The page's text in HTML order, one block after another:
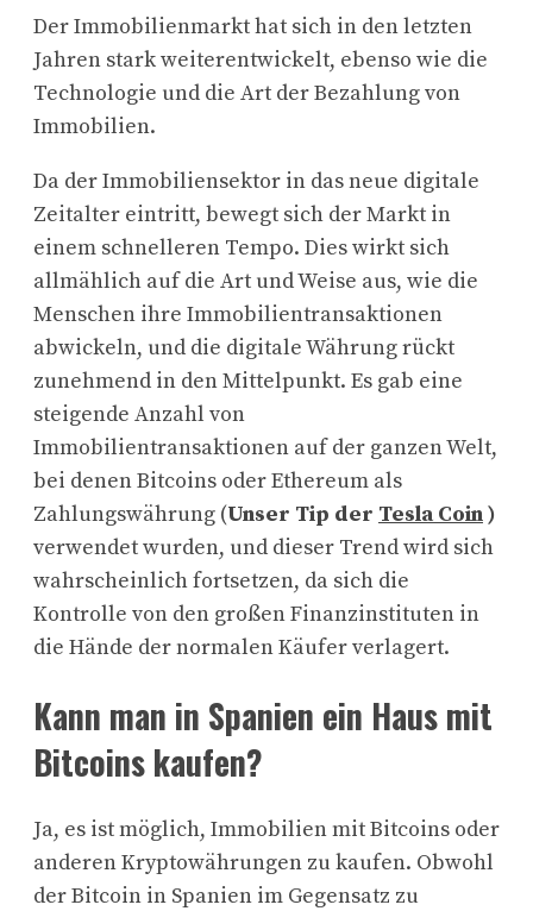
Der Immobilienmarkt hat sich in den letzten
Jahren stark weiterentwickelt, ebenso wie die
Technologie und die Art der Bezahlung von
Immobilien.
Da der Immobiliensektor in das neue digitale
Zeitalter eintritt, bewegt sich der Markt in
einem schnelleren Tempo. Dies wirkt sich
allmählich auf die Art und Weise aus, wie die
Menschen ihre Immobilientransaktionen
abwickeln, und die digitale Währung rückt
zunehmend in den Mittelpunkt. Es gab eine
steigende Anzahl von
Immobilientransaktionen auf der ganzen Welt,
bei denen Bitcoins oder Ethereum als
Zahlungswährung (Unser Tip der Tesla Coin)
verwendet wurden, und dieser Trend wird sich
wahrscheinlich fortsetzen, da sich die
Kontrolle von den großen Finanzinstituten in
die Hände der normalen Käufer verlagert.
Kann man in Spanien ein Haus mit
Bitcoins kaufen?
Ja, es ist möglich, Immobilien mit Bitcoins oder
anderen Kryptowährungen zu kaufen. Obwohl
der Bitcoin in Spanien im Gegensatz zu